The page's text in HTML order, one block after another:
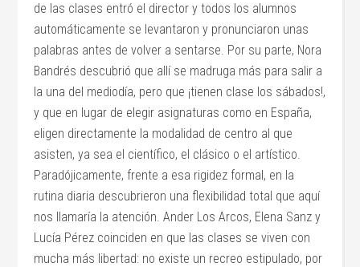
de las clases entró el director y todos los alumnos
automáticamente se levantaron y pronunciaron unas
palabras antes de volver a sentarse. Por su parte, Nora
Bandrés descubrió que allí se madruga más para salir a
la una del mediodía, pero que ¡tienen clase los sábados!,
y que en lugar de elegir asignaturas como en España,
eligen directamente la modalidad de centro al que
asisten, ya sea el científico, el clásico o el artístico.
Paradójicamente, frente a esa rigidez formal, en la
rutina diaria descubrieron una flexibilidad total que aquí
nos llamaría la atención. Ander Los Arcos, Elena Sanz y
Lucía Pérez coinciden en que las clases se viven con
mucha más libertad: no existe un recreo estipulado, por